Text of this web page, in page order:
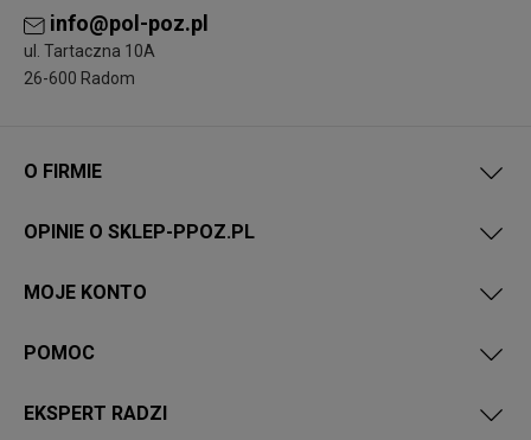
info@pol-poz.pl
ul. Tartaczna 10A
26-600 Radom
O FIRMIE
OPINIE O SKLEP-PPOZ.PL
MOJE KONTO
POMOC
EKSPERT RADZI